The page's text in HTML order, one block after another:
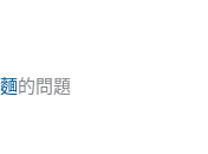
的問題